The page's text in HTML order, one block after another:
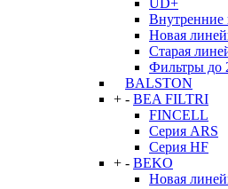
UD+
Внутренние
Новая
Старая
Фильтры до
BALSTON
+ - BEA FILTRI
FINCELL
Серия ARS
Серия HF
+ - BEKO
Новая